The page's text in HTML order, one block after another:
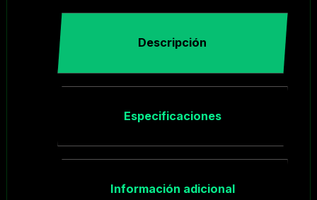
Descripción
Especificaciones
Información adicional